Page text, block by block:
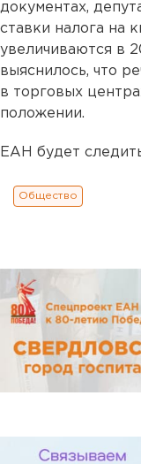
документах,
ставки налога на
увеличиваются в
выяснилось, что
в торговых
положении.
ЕАН будет
Общество